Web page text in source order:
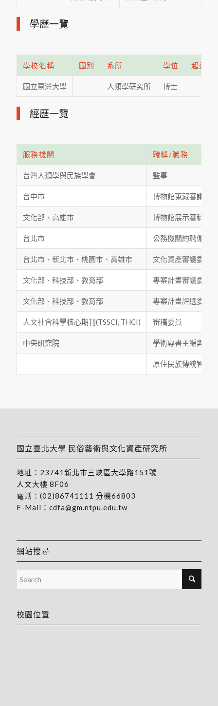
學歷一覽
學校名稱 國別 系所 學位 起迄年
國立臺灣大學 人類學研究所 博士
經歷一覽
服務機關 職稱/職務
台灣人類學與民族學會 監事
台中市 博物館蒐藏審議委員
文化部、高雄市 博物館展示審稿委員
台北市 公務機關約聘僱人
台北市、新北市、桃園市、高雄市 文化資產審議委員
文化部、科技部、教育部 專案計畫審議委員
文化部、科技部、教育部 專案計畫評選委員
人文社會科學核心期刊(TSSCI, THCI) 審稿委員
中央研究院 學術專書主編與期
原住民族傳統智慧
國立臺北大學 民俗藝術與文化資產研究所
地址： 23741新北市三峽區大學路151號
人文大樓 8F06
電話： (02)86741111 分機66803
E-Mail： cdfa@gm.ntpu.edu.tw
網站搜尋
校園位置